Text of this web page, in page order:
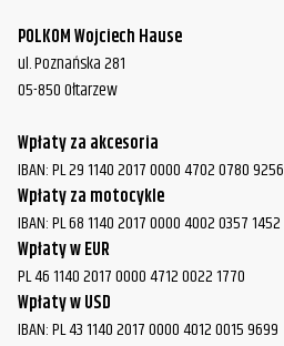
POLKOM Wojciech Hause
ul. Poznańska 281
05-850 Ołtarzew
Wpłaty za akcesoria
IBAN: PL 29 1140 2017 0000 4702 0780 9256
Wpłaty za motocykle
IBAN: PL 68 1140 2017 0000 4002 0357 1452
Wpłaty w EUR
PL 46 1140 2017 0000 4712 0022 1770
Wpłaty w USD
IBAN: PL 43 1140 2017 0000 4012 0015 9699